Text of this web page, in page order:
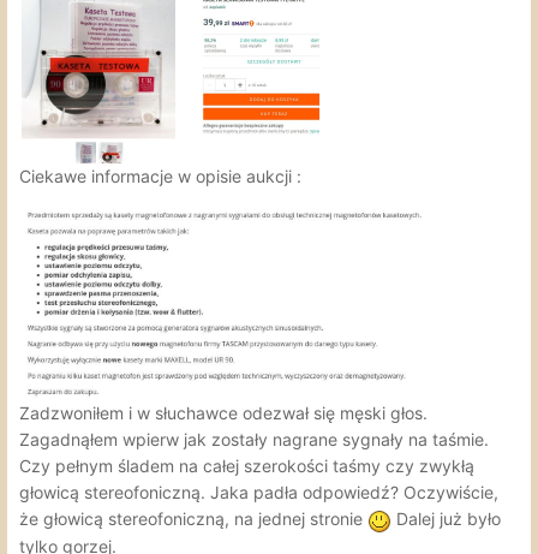
Ciekawe informacje w opisie aukcji :
Zadzwoniłem i w słuchawce odezwał się męski głos.
Zagadnąłem wpierw jak zostały nagrane sygnały na taśmie.
Czy pełnym śladem na całej szerokości taśmy czy zwykłą
głowicą stereofoniczną. Jaka padła odpowiedź? Oczywiście,
że głowicą stereofoniczną, na jednej stronie
Dalej już było
tylko gorzej.